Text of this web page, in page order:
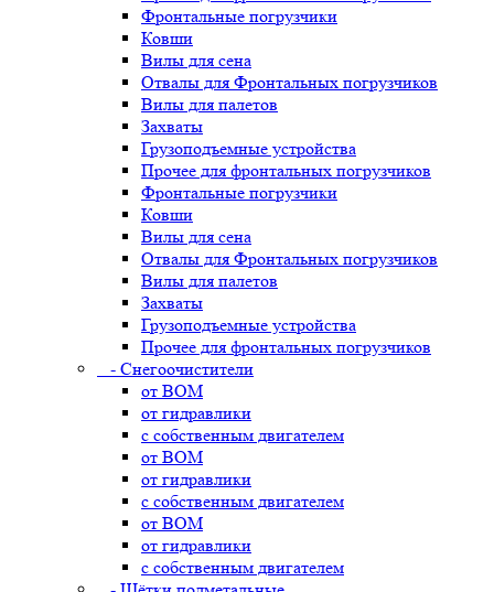
Фронтальные погрузчики
Ковши
Вилы для сена
Отвалы для Фронтальных погрузчиков
Вилы для палетов
Захваты
Грузоподъемные устройства
Прочее для фронтальных погрузчиков
Фронтальные погрузчики
Ковши
Вилы для сена
Отвалы для Фронтальных погрузчиков
Вилы для палетов
Захваты
Грузоподъемные устройства
Прочее для фронтальных погрузчиков
- Снегоочистители
от ВОМ
от гидравлики
с собственным двигателем
от ВОМ
от гидравлики
с собственным двигателем
от ВОМ
от гидравлики
с собственным двигателем